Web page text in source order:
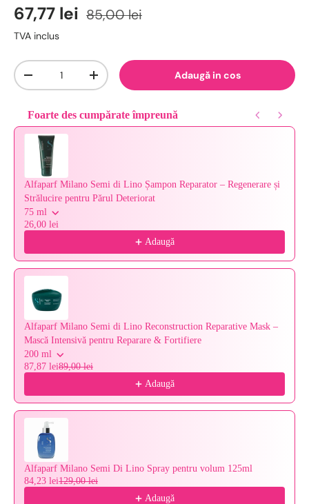
67,77 lei 85,00 lei
TVA inclus
Cantitate
-
+ Adaugă in cos
Foarte des cumpărate împreună
Use the Previous and Next buttons to navigate through product
Alfaparf Milano Semi di Lino Șampon Reparator – Regenerare și
Strălucire pentru Părul Deteriorat
75 ml
26,00 lei
Adaugă
Alfaparf Milano Semi di Lino Reconstruction Reparative Mask –
Mască Intensivă pentru Reparare & Fortifiere
200 ml
87,87 lei89,00 lei
Adaugă
Alfaparf Milano Semi Di Lino Spray pentru volum 125ml
84,23 lei129,00 lei
Adaugă